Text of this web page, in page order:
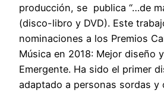
producción, se publica “…de
(disco-libro y DVD). Este
nominaciones a los Premios
Música en 2018: Mejor diseño
Emergente. Ha sido el primer
adaptado a personas sordas y